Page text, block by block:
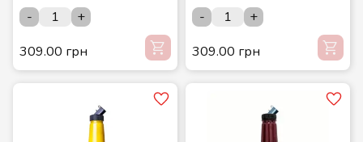
-
+
309.00 грн
-
+
309.00 грн